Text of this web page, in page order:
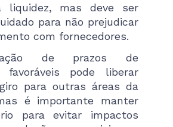
liquidez, mas deve ser
para não prejudicar
com fornecedores.
de prazos de
favoráveis pode liberar
para outras áreas da
é importante manter
para evitar impactos